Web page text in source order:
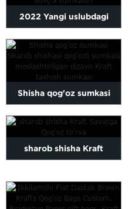
2022 Yangi uslubdagi
eksklyuziv maxsus
tayyorlangan badiiy qog'oz
...
Shisha qog'oz sumkasi
Sharob shishasi qog'oz
sumkasi moslashtirilgan ...
sharob shisha Kraft